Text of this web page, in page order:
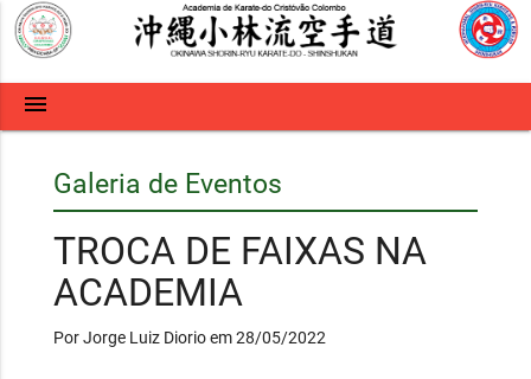
menu
Galeria de Eventos
TROCA DE FAIXAS NA
ACADEMIA
Por Jorge Luiz Diorio em 28/05/2022